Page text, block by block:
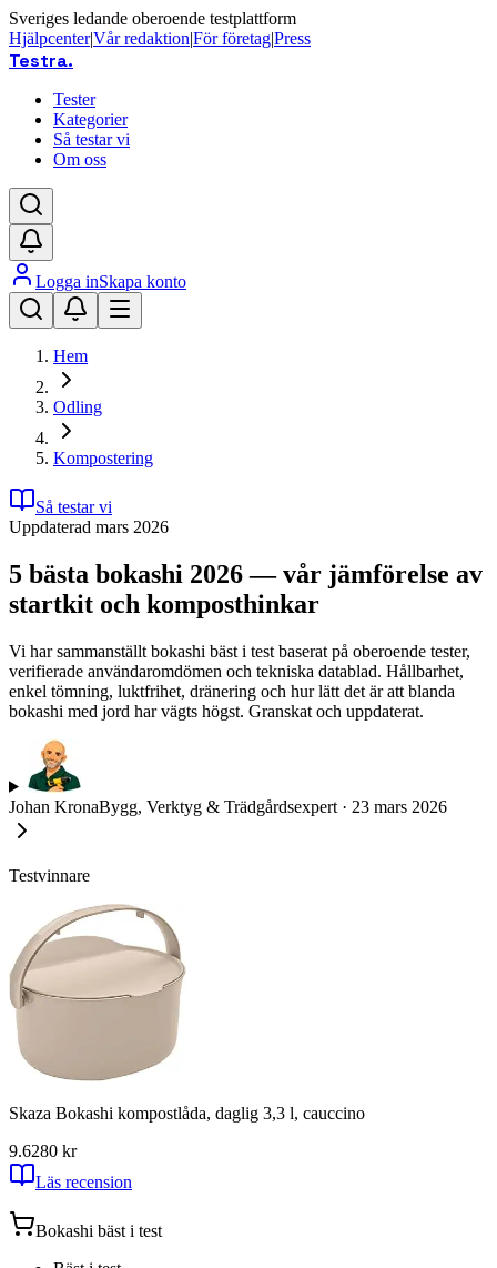
Sveriges ledande oberoende testplattform
Hjälpcenter|Vår redaktion|För företag|Press
Testra.
Tester
Kategorier
Så testar vi
Om oss
Logga inSkapa konto
Hem
Odling
Kompostering
Så testar vi
Uppdaterad mars 2026
5 bästa bokashi 2026 — vår jämförelse av
startkit och komposthinkar
Vi har sammanställt bokashi bäst i test baserat på oberoende tester,
verifierade användaromdömen och tekniska datablad. Hållbarhet,
enkel tömning, luktfrihet, dränering och hur lätt det är att blanda
bokashi med jord har vägts högst. Granskat och uppdaterat.
Johan KronaBygg, Verktyg & Trädgårdsexpert · 23 mars 2026
Testvinnare
Skaza Bokashi kompostlåda, daglig 3,3 l, cauccino
9.6280 kr
Läs recension
Bokashi bäst i test